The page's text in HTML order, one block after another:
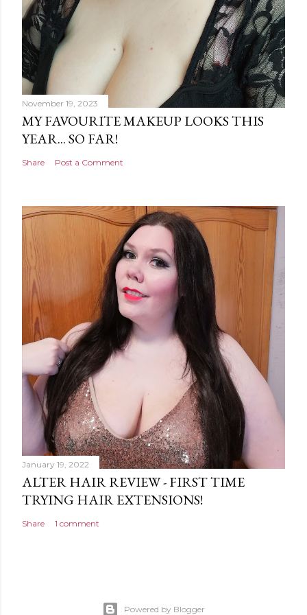
November 19, 2023
MY FAVOURITE MAKEUP LOOKS THIS
YEAR... SO FAR!
Share Post a Comment
January 19, 2022
ALTER HAIR REVIEW - FIRST TIME
TRYING HAIR EXTENSIONS!
Share 1 comment
Powered by Blogger